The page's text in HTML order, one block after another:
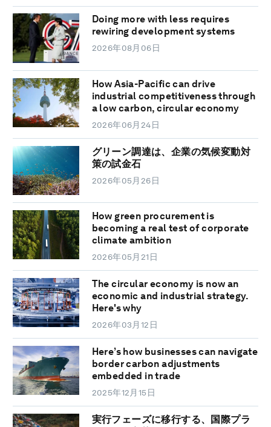
Doing more with less requires
rewiring development systems
2026年08月06日
How Asia-Pacific can drive
industrial competitiveness through
a low carbon, circular economy
2026年06月24日
グリーン調達は、企業の気候変動対
策の試金石
2026年05月26日
How green procurement is
becoming a real test of corporate
climate ambition
2026年05月21日
The circular economy is now an
economic and industrial strategy.
Here's why
2026年03月12日
Here’s how businesses can navigate
border carbon adjustments
embedded in trade
2025年12月15日
実行フェーズに移行する、国際プラ